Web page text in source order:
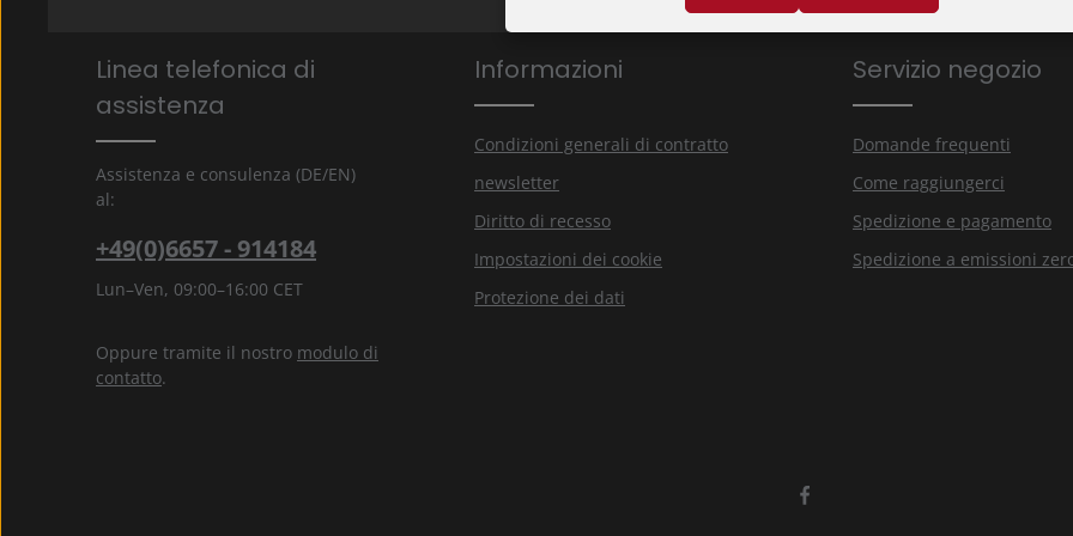
Linea telefonica di
assistenza
Assistenza e consulenza (DE/EN)
al:
+49(0)6657 - 914184
Lun–Ven, 09:00–16:00 CET
Oppure tramite il nostro modulo di
contatto.
Informazioni
Condizioni generali di contratto
newsletter
Diritto di recesso
Impostazioni dei cookie
Protezione dei dati
Servizio negozio
Domande frequenti
Come raggiungerci
Spedizione e pagamento
Spedizione a emissioni